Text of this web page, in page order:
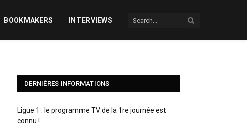
BOOKMAKERS INTERVIEWS
DERNIÈRES INFORMATIONS
Ligue 1 : le programme TV de la 1re journée est
connu !